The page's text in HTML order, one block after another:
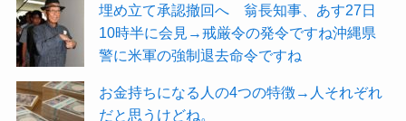
埋め立て承認撤回へ 翁長知事、あす27日
10時半に会見→戒厳令の発令ですね沖縄県
警に米軍の強制退去命令ですね
お金持ちになる人の4つの特徴→人それぞれ
だと思うけどね。